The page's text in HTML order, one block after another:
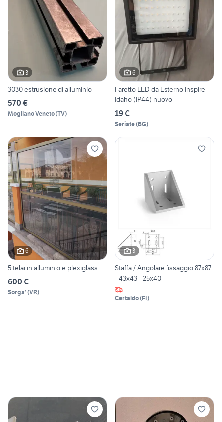
3
3030 estrusione di alluminio
570 €
Mogliano Veneto(TV)
6
Faretto LED da Esterno Inspire
Idaho (IP44) nuovo
19 €
Seriate(BG)
6
5 telai in alluminio e plexiglass
600 €
Sorga' (VR)
3
Staffa / Angolare fissaggio 87x87
- 43x43 - 25x40
Certaldo(FI)